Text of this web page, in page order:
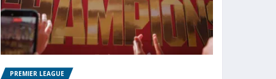
PREMIER LEAGUE